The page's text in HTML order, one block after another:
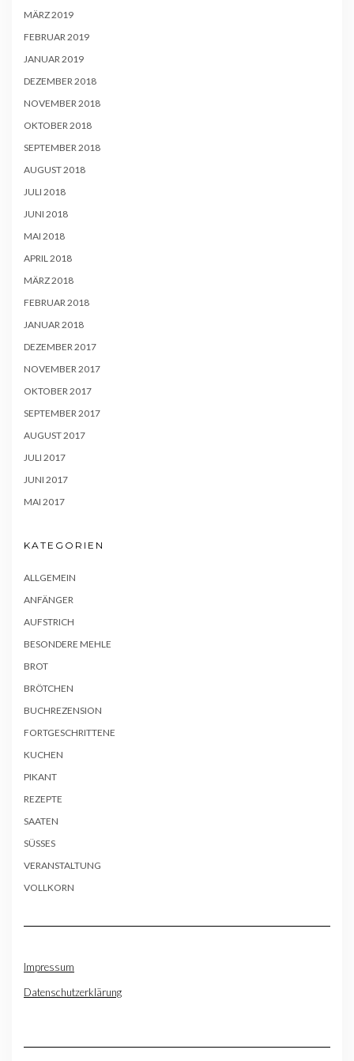
MÄRZ 2019
FEBRUAR 2019
JANUAR 2019
DEZEMBER 2018
NOVEMBER 2018
OKTOBER 2018
SEPTEMBER 2018
AUGUST 2018
JULI 2018
JUNI 2018
MAI 2018
APRIL 2018
MÄRZ 2018
FEBRUAR 2018
JANUAR 2018
DEZEMBER 2017
NOVEMBER 2017
OKTOBER 2017
SEPTEMBER 2017
AUGUST 2017
JULI 2017
JUNI 2017
MAI 2017
KATEGORIEN
ALLGEMEIN
ANFÄNGER
AUFSTRICH
BESONDERE MEHLE
BROT
BRÖTCHEN
BUCHREZENSION
FORTGESCHRITTENE
KUCHEN
PIKANT
REZEPTE
SAATEN
SÜSSES
VERANSTALTUNG
VOLLKORN
Impressum
Datenschutzerklärung